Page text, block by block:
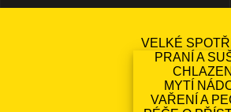
VELKÉ
PRANÍ A
CHLAZENÍ
MYTÍ
VAŘENÍ A